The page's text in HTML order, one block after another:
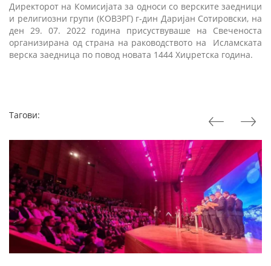
Директорот на Комисијата за односи со верските заедници
и религиозни групи (КОВЗРГ) г-дин Даријан Сотировски, на
ден 29. 07. 2022 година присуствуваше на Свеченоста
организирана од страна на раководството на Исламската
верска заедница по повод новата 1444 Хиџретска година.
Тагови: